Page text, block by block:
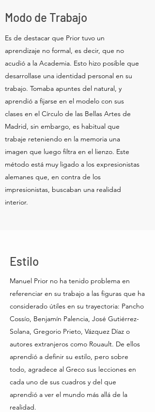
Modo de Trabajo
Es de destacar que Prior tuvo un
aprendizaje no formal, es decir, que no
acudió a la Academia. Esto hizo posible que
desarrollase una identidad personal en su
trabajo. Tomaba apuntes del natural, y
aprendió a fijarse en el modelo con sus
clases en el Círculo de las Bellas Artes de
Madrid, sin embargo, es habitual que
trabaje reteniendo en la memoria una
imagen que luego filtra en el lienzo. Este
método está muy ligado a los expresionistas
alemanes que, en contra de los
impresionistas, buscaban una realidad
interior.
Estilo
Manuel Prior no ha tenido problema en
referenciar en su trabajo a las figuras que ha
considerado útiles en su trayectoria: Pancho
Cossío, Benjamín Palencia, José Gutiérrez-
Solana, Gregorio Prieto, Vázquez Díaz o
autores extranjeros como Rouault. De ellos
aprendió a definir su estilo, pero sobre
todo, agradece al Greco sus lecciones en
cada uno de sus cuadros y del que
aprendió a ver el mundo más allá de la
realidad.